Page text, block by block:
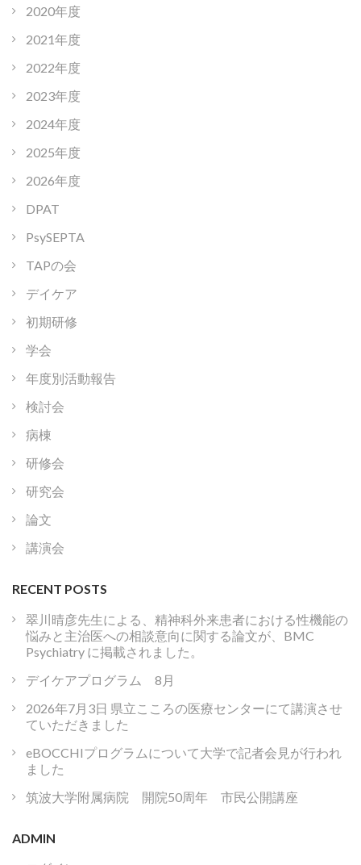
2020年度
2021年度
2022年度
2023年度
2024年度
2025年度
2026年度
DPAT
PsySEPTA
TAPの会
デイケア
初期研修
学会
年度別活動報告
検討会
病棟
研修会
研究会
論文
講演会
RECENT POSTS
翠川晴彦先生による、精神科外来患者における性機能の
悩みと主治医への相談意向に関する論文が、BMC
Psychiatry に掲載されました。
デイケアプログラム 8月
2026年7月3日 県立こころの医療センターにて講演させ
ていただきました
eBOCCHIプログラムについて大学で記者会見が行われ
ました
筑波大学附属病院 開院50周年 市民公開講座
ADMIN